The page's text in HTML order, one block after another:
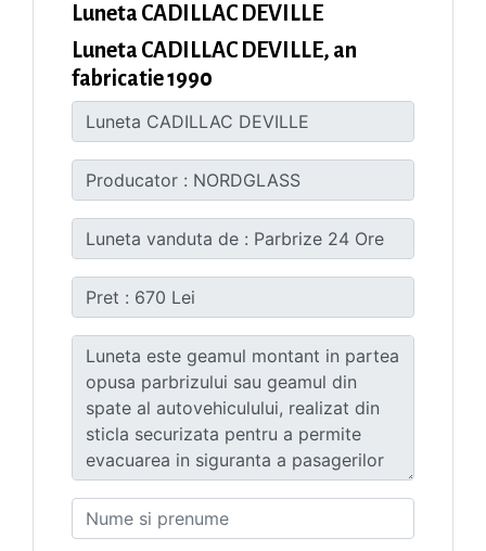
Luneta CADILLAC DEVILLE
Luneta CADILLAC DEVILLE, an
fabricatie 1990